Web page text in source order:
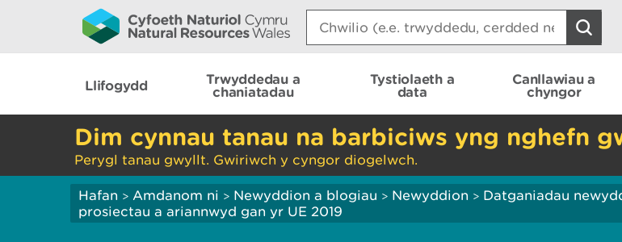
Search:
Llifogydd
Trwyddedau a
chaniatadau
Tystiolaeth a
data
Canllawiau a
chyngor
Dim cynnau tanau na barbiciws yng nghefn
Perygl tanau gwyllt. Gwiriwch y cyngor diogelwch.
Hafan > Amdanom ni > Newyddion a blogiau > Newyddion > Datganiadau
prosiectau a ariannwyd gan yr UE 2019